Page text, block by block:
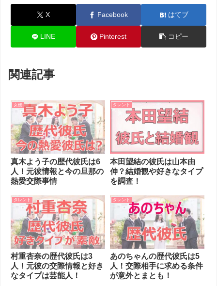
X Facebook はてブ
LINE Pinterest コピー
関連記事
女優
真木よう子の歴代彼氏は6
人！元彼情報と今の旦那の
熱愛交際事情
タレント
本田望結の彼氏は山本由
伸？結婚観や好きなタイプ
を調査！
タレント
村重杏奈の歴代彼氏は3
人！元彼の交際情報と好き
なタイプは芸能人！
タレント
あのちゃんの歴代彼氏は5
人！交際相手に求める条件
が意外とまとも！